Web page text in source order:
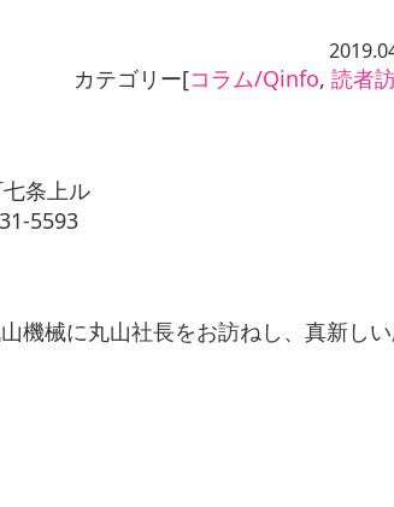
カテゴリー[コラム/Qinfo, 読者
条上ル
5593
機械に丸山社長をお訪ねし、真新し